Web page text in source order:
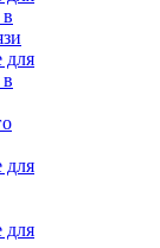
для
для
для